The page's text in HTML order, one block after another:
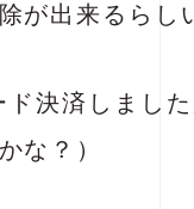
が出来るらし
決済しまし
な？）